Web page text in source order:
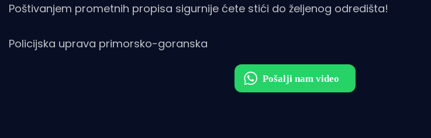
Poštivanjem prometnih propisa sigurnije ćete stići do željenog odredišta!
Policijska uprava primorsko-goranska